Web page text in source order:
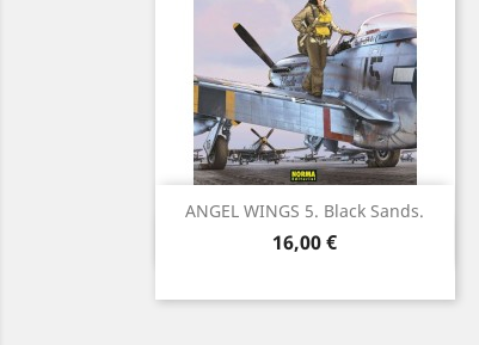
ANGEL WINGS 5. Black Sands.
Precio
16,00 €
Vista rápida